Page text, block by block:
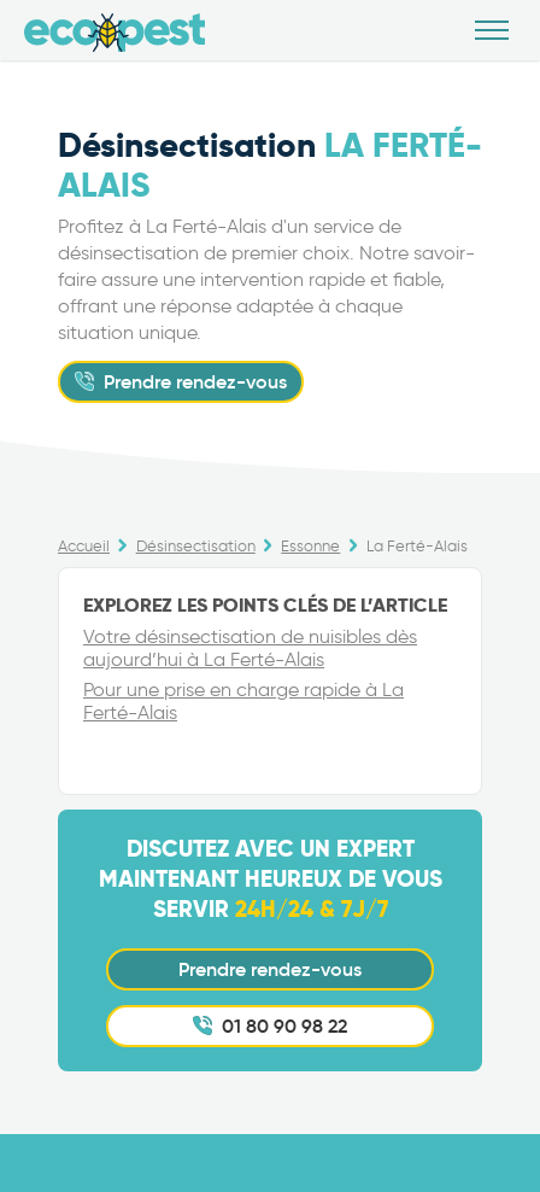
Désinsectisation LA FERTÉ-
ALAIS
Profitez à La Ferté-Alais d'un service de
désinsectisation de premier choix. Notre savoir-
faire assure une intervention rapide et fiable,
offrant une réponse adaptée à chaque
situation unique.
Prendre rendez-vous
Accueil Désinsectisation Essonne La Ferté-Alais
EXPLOREZ LES POINTS CLÉS DE L’ARTICLE
Votre désinsectisation de nuisibles dès
aujourd’hui à La Ferté-Alais
Pour une prise en charge rapide à La
Ferté-Alais
DISCUTEZ AVEC UN EXPERT
MAINTENANT HEUREUX DE VOUS
SERVIR 24H/24 & 7J/7
Prendre rendez-vous
01 80 90 98 22